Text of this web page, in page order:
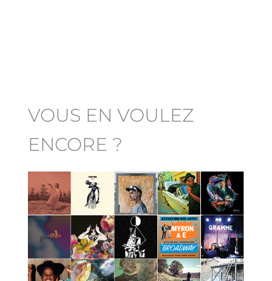
VOUS EN VOULEZ
ENCORE ?